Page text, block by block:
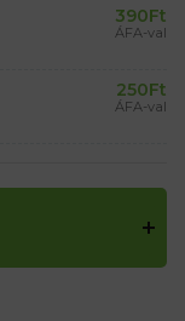
390Ft
ÁFA-val
250Ft
ÁFA-val